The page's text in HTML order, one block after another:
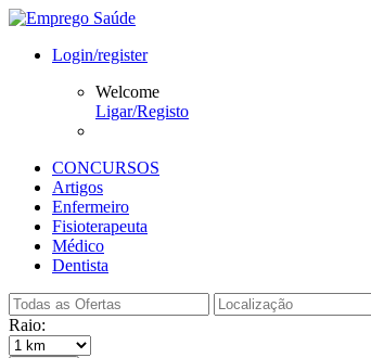
Login/register
Welcome
Ligar/Registo
CONCURSOS
Artigos
Enfermeiro
Fisioterapeuta
Médico
Dentista
Raio: